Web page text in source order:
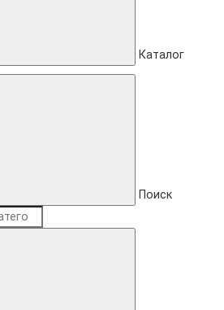
Каталог
Поиск